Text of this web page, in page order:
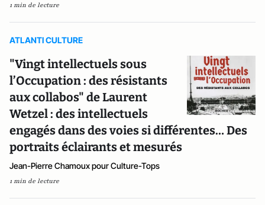
1 min de lecture
ATLANTI CULTURE
"Vingt intellectuels sous
l’Occupation : des résistants
aux collabos" de Laurent
Wetzel : des intellectuels
engagés dans des voies si différentes… Des
portraits éclairants et mesurés
Jean-Pierre Chamoux pour Culture-Tops
1 min de lecture